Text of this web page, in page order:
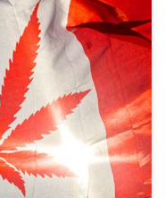
zmienia się cena
tak, dlatego
biorąc dane z
1. Alberta,
(N = 1256) • Średnia
jakość: 269,9 USD /